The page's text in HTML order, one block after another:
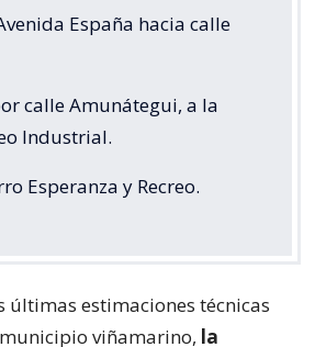
España hacia calle
calle Amunátegui, a la
Industrial.
Esperanza y Recreo.
últimas estimaciones técnicas
viñamarino, la